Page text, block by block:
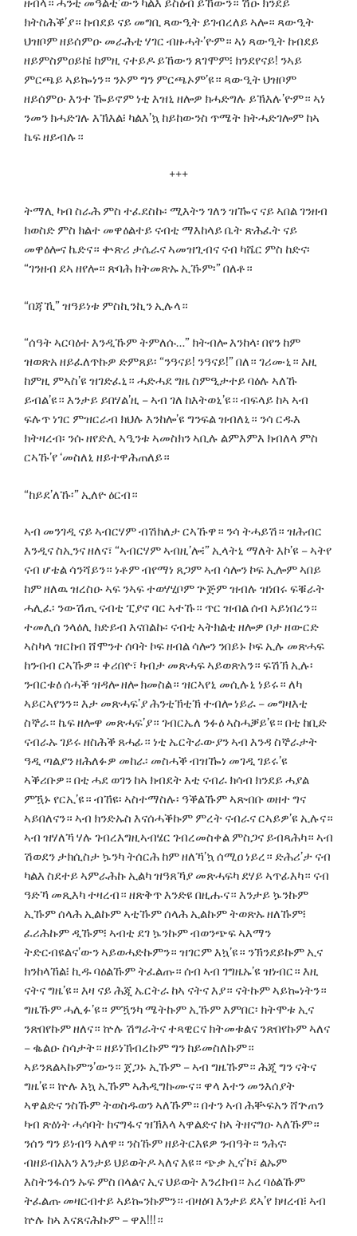
ዘብላ። ሓንቲ መዓልቲ’ውን ካልእ ይስዕብ ይኸውን። ሽዑ ክንደይ
ክትስሕቕ’ያ። ከብደይ ናይ መግቢ ጻውዒት ይገብረለይ ኣሎ። ጻውዒት
ህዝቦም ዘይሰምዑ መራሕቲ ሃገር ብዙሓት’ዮም። ኣነ ጻውዒት ከብደይ
ዘይምስምዐይከ፧ ከምዚ ናተይዶ ይኸውን ጸገሞም፧ ክንደየናይ! ንኣይ
ምርጫይ ኣይኰነን። ንኦም ግን ምርጫኦም’ዩ። ጻውዒት ህዝቦም
ዘይሰምዑ እንተ ዀይኖም ነቲ እዝኒ ዘሎዎ ክሓድግሉ ይኽእሉ’ዮም። ኣነ
ንመን ክሓድገሉ እኽእል፧ ካልእ’ኳ ከይከውንስ ጥሜት ክትሓድገሎም ከኣ
ኬፍ ዘይብሉ።
+++
ትማሊ ካብ ስራሕ ምስ ተፈደስኩ፡ ሚእትን ገለን ዝዀና ናይ ኣበል ገንዘብ
ክወስድ ምስ ክልተ መዋዕልተይ ናብቲ ማእከላይ ቤት ጽሕፈት ናይ
መዋዕሎና ኬድና። ቍጽሪ ታሴራና ኣመዝጊብና ናብ ካሼር ምስ ከድና፡
“ገንዘብ ደኣ ዘየሎ። ጽባሕ ክትመጽኡ ኢኹም፡” በለቶ።
“በጃኺ” ዝዓይነቱ ምስኪንኪን ኢሉላ።
“ሰዓት ኣርባዕተ እንዲኹም ትምለሱ…” ክትብሎ እንከላ፡ በየን ከም
ዝወጽአ ዘይፈለጥኩዎ ድምጸይ፡ “ንዓናይ! ንዓናይ!” በለ። ገሪሙኒ። እዚ
ከምዚ ምኣስ’ዩ ዝገድፈኒ። ሓድሓደ ግዜ ስምዒታተይ ባዕሉ ኣለኹ
ይብል’ዩ። እንታይ ይበሃል’ዚ – ኣብ ገለ ከእትወኒ’ዩ። ብፍላይ ከኣ ኣብ
ፍሉጥ ነገር ምዝርራብ ክህሉ እንከሎ’ዩ ግንፍል ዝብለኒ። ንሳ ርዱእ
ክትዛረብ፡ ንሱ ዘየድሊ ኣዒንቱ ኣመስክን ኣቢሉ ልምእምእ ክብለላ ምስ
ርኣኹ’የ ‘መስለኒ ዘይተዋሕጠለይ።
“ከይደ’ለኹ፡” ኢለዮ ዕርብ።
ኣብ መንገዲ ናይ ኣብርሃም ብሽክለታ ርኣኹዋ። ንሳ ትሓይሽ። ዝሕብር
እንዲና ስኢንና ዘለና፣ “ኣብርሃም ኣብዚ’ሎ፧” ኢላትኒ ማለት እኮ’ዩ – ኣትየ
ናብ ሆቴል ሳንሻይን። ነቶም ብየማነ ጸጋም ኣብ ሳሎን ኮፍ ኢሎም ኣበይ
ከም ዘለዉ ዝረስዑ ኣፍ ንኣፍ ተወሃሂቦም ጕጅም ዝብሉ ዝነበሩ ፍቑራት
ሓሊፈ፡ ንውሽጢ ናብቲ ፒያኖ ባር ኣተኹ። ጥር ዝብል ሰብ ኣይነበረን።
ተመሊሰ ንላዕሊ ክድይብ እናበልኩ፡ ናብቲ ኣትክልቲ ዘሎዎ ቦታ ዘውርድ
ኣስካላ ዝርከብ ሸሞንተ ሰባት ኮፍ ዘብል ሳሎን ንበይኑ ኮፍ ኢሉ መጽሓፍ
ከንብብ ርኣኹዎ። ቀሪበዮ፣ ካብታ መጽሓፍ ኣይወጽአን። ፍሽኽ ኢሉ፡
ንብርቱዕ ሰሓቕ ዝዳሎ ዘሎ ክመስል። ዝርኣየኒ መሲሉኒ ነይሩ። ለካ
ኣይርኣየንን። እታ መጽሓፍ’ያ ሕንቲኽቲኽ ተብሎ ነይራ – መግዛእቲ
ስኞራ። ኬፍ ዘሎዋ መጽሓፍ’ያ። ገብርኤለ ንፉዕ ኣስሓቓይ’ዩ። በቲ ከቢድ
ናብራኡ ገይሩ ዘስሕቕ ጸሓፊ። ነቲ ኤርትራውያን ኣብ እንዳ ስኞራታት
ዓዲ ጣልያን ዘሕለፉዎ መከራ፡ መስሓቕ ብዝዀነ መገዲ ገይሩ’ዩ
ኣቕሪቡዎ። በቲ ሓደ ወገን ከኣ ክብደት እቲ ናብራ ክሳብ ክንደይ ሓያል
ምዃኑ የርኢ’ዩ። ብኸዩ፡ ኣስተማስሉ፡ ዓቕልኹም ኣጽብቡ ወዘተ ግና
ኣይበለናን። ኣብ ክንድኡስ እናሰሓቕኩም ምረት ናብራና ርኣይዎ’ዩ ኢሉና።
ኣብ ዝሃለኻ ሃሉ ገብረእግዚኣብሄር ገብረመስቀል ምስጋና ይብጻሕካ። ኣብ
ሽወደን ታክሲስታ ኴንካ ትሰርሕ ከም ዘለኻ’ኳ ሰሚዐ ነይረ። ድሕሪ’ታ ናብ
ካልእ ስደተይ ኣምራሕኩ ኢልካ ዝዓጸኻያ መጽሓፍካ ደሃይ ኣጥፊእካ። ናብ
ዓድኻ መጺእካ ተዛረብ። ዘጽቅጥ እንድዩ በዚሑና። እንታይ ኴንኩም
ኢኹም ሰላሕ ኢልኩም ኣቲኹም ሰላሕ ኢልኩም ትወጽኡ ዘለኹም፧
ፈሪሕኩም ዲኹም፧ ኣብቲ ደገ ኴንኩም ብወንጭፍ ኣእማን
ትድርብዩልና’ውን ኣይወሓድኩምን። ዝገርም እኳ’ዩ። ንኽንደይኩም ኢና
ክንከላኸል፧ ኪዱ ባዕልኹም ትፈልጡ። ሰብ ኣብ ገግዜኡ’ዩ ዝነብር። እዚ
ናትና ግዜ’ዩ። እዛ ናይ ሕጂ ኤርትራ ከኣ ናትና እያ። ናትኩም ኣይኰነትን።
ግዜኹም ሓሊፉ’ዩ። ምዃንካ ሜትኩም ኢኹም እምበር፡ ክትሞቱ ኢና
ንጽበየኩም ዘለና። ኵሉ ሽግራትና ተጻዊርና ክትመቱልና ንጽበየኩም ኣለና
– ቈልዑ ስሳታት። ዘይነኽብረኩም ግን ከይመስለኩም።
ኣይንጸልኣኩምን’ውን። ጀጋኑ ኢኹም – ኣብ ግዜኹም። ሕጂ ግን ናትና
ግዜ’ዩ። ኵሉ እኳ ኢኹም ኣሕዲግኩሙና። ዋላ እተን መንእሰያት
ኣዋልድና ንስኹም ትወስዱወን ኣለኹም። በተን ኣብ ሕቝፍአን ሸጕጠን
ካብ ጽዕነት ሓሳባት ከናግፋና ዝኽእላ ኣዋልድና ከኣ ትዘናግዑ ኣለኹም።
ንሰን ግን ይነብዓ ኣለዋ። ንስኹም ዘይትርእዩዎ ንብዓት። ንሕና፡
ብዘይብአአን እንታይ ህይወትዶ ኣለና እዩ። ጭቃ ኢና’ኮ፣ ልኡም
እስትንፋሰን ኡፍ ምስ በላልና ኢና ህይወት እንረክብ። አረ ባዕልኹም
ትፈልጡ መዛርብተይ ኣይኰንኩምን። ብዛዕባ እንታይ ደኣ’የ ክዛረብ፧ ኣብ
ኵሉ ከኣ እናጸናሕኩም – ዋእ!!!።